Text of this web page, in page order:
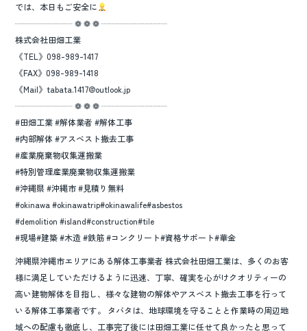
では、本日もご安全に
┈┈┈┈┈┈┈ ❁ ❁ ❁ ┈┈┈┈┈┈┈┈
株式会社田畑工業
《TEL》098-989-1417
《FAX》098-989-1418
《Mail》tabata.1417@outlook.jp
┈┈┈┈┈┈┈ ❁ ❁ ❁ ┈┈┈┈┈┈┈┈
#田畑工業 #解体業者 #解体工事
#内部解体 #アスベスト撤去工事
#産業廃棄物収集運搬業
#特別管理産業廃棄物収集運搬業
#沖縄県 #沖縄市 #見積り無料
#okinawa #okinawatrip#okinawalife#asbestos
#demolition #island#construction#tile
#現場#建築 #木造 #鉄筋 #コンクリート#資格サポート#華金
沖縄県沖縄市エリアにある解体工事業者 株式会社田畑工業は、多くのお客
様に満足していただけるように迅速、丁寧、確実を心がけクオリティーの
高い建物解体を目指し、様々な建物の解体やアスベスト撤去工事を行って
いる解体工事業者です。 タバタは、地球環境を守ることと作業時の周辺地
域への配慮も徹底し、工事完了後には田畑工業に任せて良かったと思って